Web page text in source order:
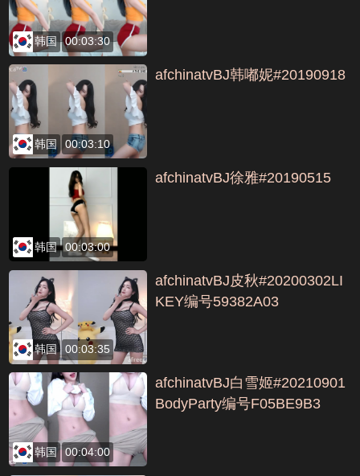
韩国 00:03:30
韩国 00:03:10
afchinatvBJ韩嘟妮#20190918
韩国 00:03:00
afchinatvBJ徐雅#20190515
韩国 00:03:35
afchinatvBJ皮秋#20200302LI
KEY编号59382A03
韩国 00:04:00
afchinatvBJ白雪姬#20210901
BodyParty编号F05BE9B3